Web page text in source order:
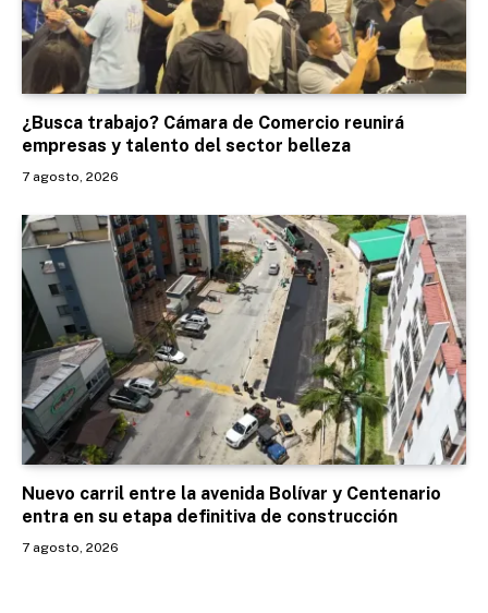
¿Busca trabajo? Cámara de Comercio reunirá
empresas y talento del sector belleza
7 agosto, 2026
Nuevo carril entre la avenida Bolívar y Centenario
entra en su etapa definitiva de construcción
7 agosto, 2026